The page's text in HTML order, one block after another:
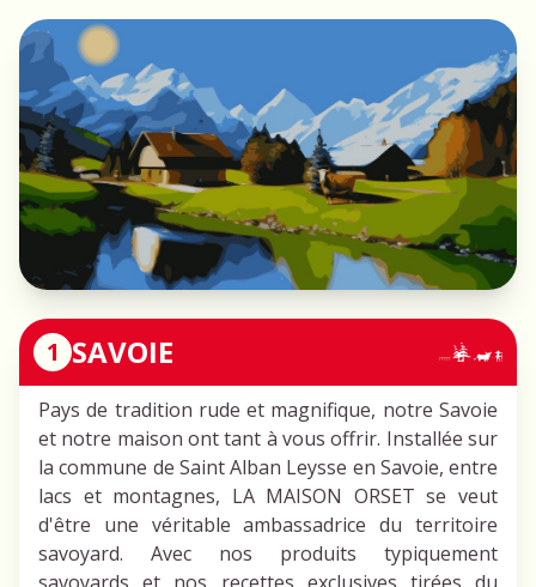
1 SAVOIE
Pays de tradition rude et magnifique, notre Savoie
et notre maison ont tant à vous offrir. Installée sur
la commune de Saint Alban Leysse en Savoie, entre
lacs et montagnes, LA MAISON ORSET se veut
d'être une véritable ambassadrice du territoire
savoyard. Avec nos produits typiquement
savoyards et nos recettes exclusives tirées du